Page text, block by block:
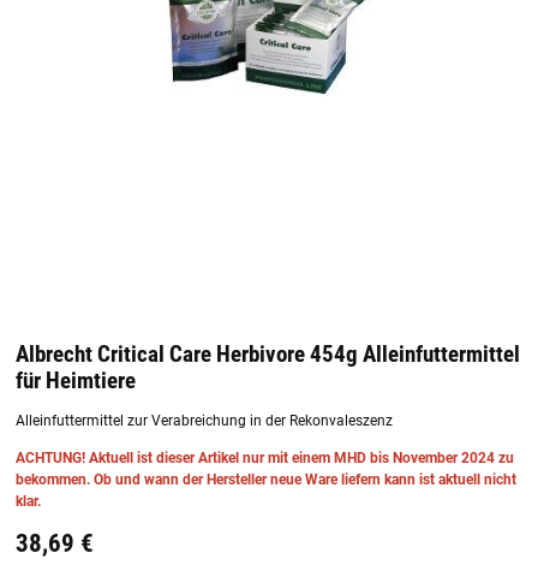
Albrecht Critical Care Herbivore 454g Alleinfuttermittel
für Heimtiere
Alleinfuttermittel zur Verabreichung in der Rekonvaleszenz
ACHTUNG! Aktuell ist dieser Artikel nur mit einem MHD bis November 2024 zu
bekommen. Ob und wann der Hersteller neue Ware liefern kann ist aktuell nicht
klar.
38,69 €